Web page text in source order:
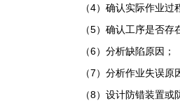
（4）确认实际作业过
（5）确认工序是否存在
（6）分析缺陷原因；
（7）分析作业失误原因
（8）设计防错装置或